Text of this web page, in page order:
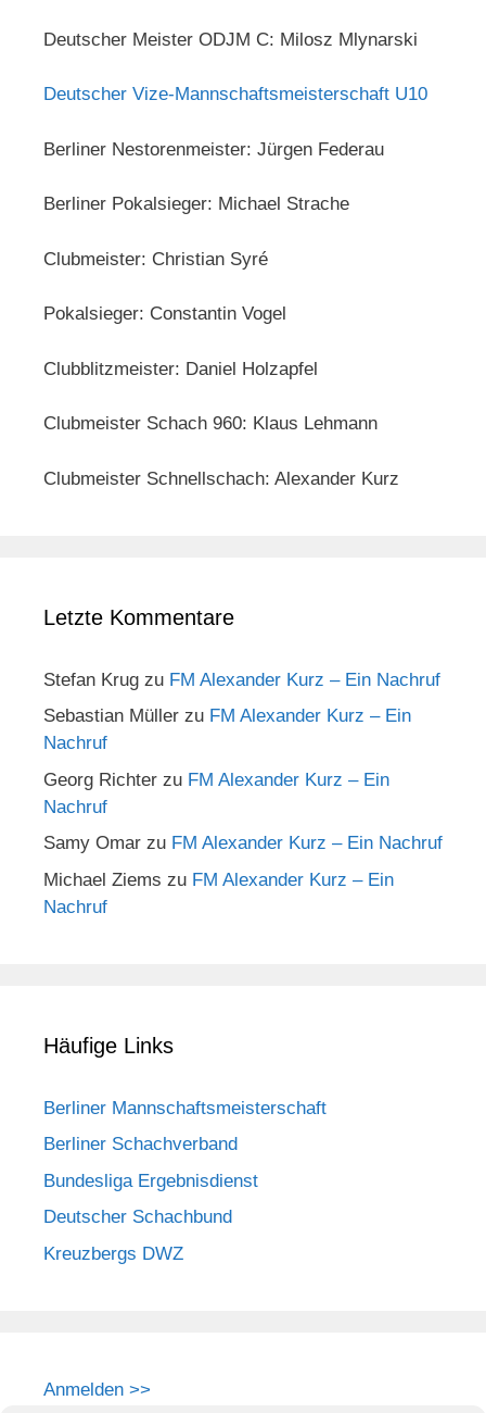
Deutscher Meister ODJM C: Milosz Mlynarski
Deutscher Vize-Mannschaftsmeisterschaft U10
Berliner Nestorenmeister: Jürgen Federau
Berliner Pokalsieger: Michael Strache
Clubmeister: Christian Syré
Pokalsieger: Constantin Vogel
Clubblitzmeister: Daniel Holzapfel
Clubmeister Schach 960: Klaus Lehmann
Clubmeister Schnellschach: Alexander Kurz
Letzte Kommentare
Stefan Krug zu FM Alexander Kurz – Ein Nachruf
Sebastian Müller zu FM Alexander Kurz – Ein
Nachruf
Georg Richter zu FM Alexander Kurz – Ein
Nachruf
Samy Omar zu FM Alexander Kurz – Ein Nachruf
Michael Ziems zu FM Alexander Kurz – Ein
Nachruf
Häufige Links
Berliner Mannschaftsmeisterschaft
Berliner Schachverband
Bundesliga Ergebnisdienst
Deutscher Schachbund
Kreuzbergs DWZ
Anmelden >>